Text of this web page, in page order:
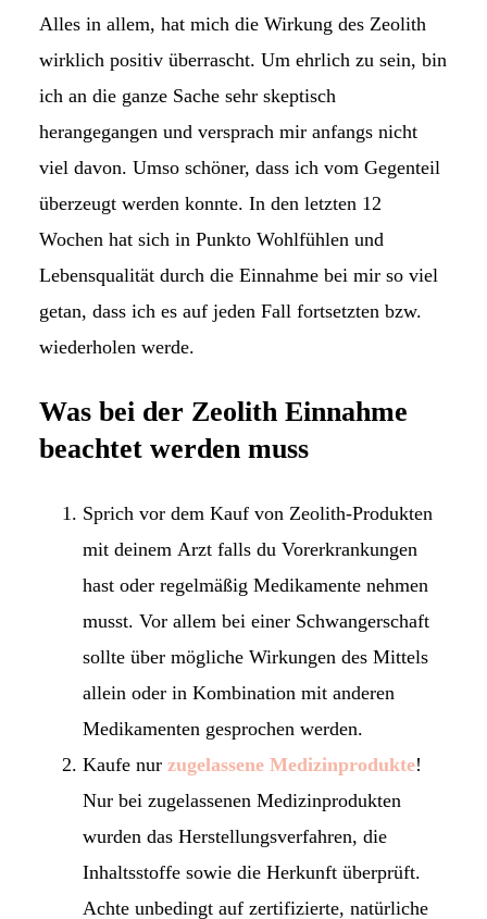
Alles in allem, hat mich die Wirkung des Zeolith
wirklich positiv überrascht. Um ehrlich zu sein, bin
ich an die ganze Sache sehr skeptisch
herangegangen und versprach mir anfangs nicht
viel davon. Umso schöner, dass ich vom Gegenteil
überzeugt werden konnte. In den letzten 12
Wochen hat sich in Punkto Wohlfühlen und
Lebensqualität durch die Einnahme bei mir so viel
getan, dass ich es auf jeden Fall fortsetzten bzw.
wiederholen werde.
Was bei der Zeolith Einnahme
beachtet werden muss
Sprich vor dem Kauf von Zeolith-Produkten
mit deinem Arzt falls du Vorerkrankungen
hast oder regelmäßig Medikamente nehmen
musst. Vor allem bei einer Schwangerschaft
sollte über mögliche Wirkungen des Mittels
allein oder in Kombination mit anderen
Medikamenten gesprochen werden.
Kaufe nurzugelassene Medizinprodukte!
Nur bei zugelassenen Medizinprodukten
wurden das Herstellungsverfahren, die
Inhaltsstoffe sowie die Herkunft überprüft.
Achte unbedingt auf zertifizierte, natürliche